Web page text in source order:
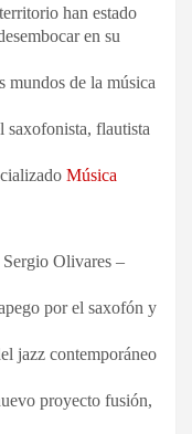
han estado
en su
mundos de la música
saxofonista, flautista
Música
Olivares –
por el saxofón y
jazz contemporáneo
proyecto fusión,